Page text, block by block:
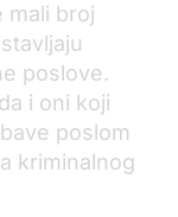
mali broj
poslove.
i oni koji
poslom
kriminalnog